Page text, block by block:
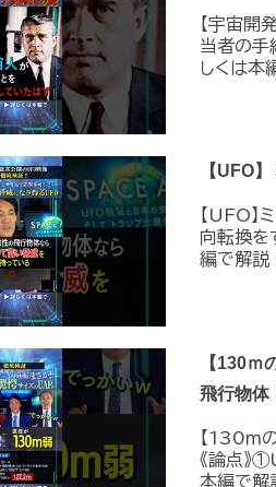
【宇宙開
当者の
しくは
【UFO
【UFO】
向転換を
編で解
【130ｍ
飛行物体
【130ｍ
《論点》
本編で